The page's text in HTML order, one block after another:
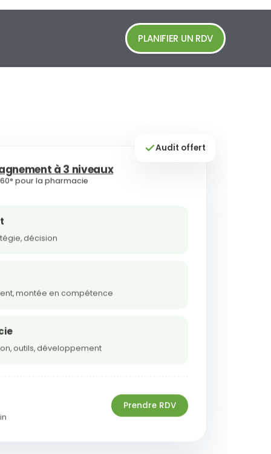
PLANIFIER UN RDV
Audit offert
à 3 niveaux
pour la pharmacie
décision
montée en compétence
outils, développement
Prendre RDV